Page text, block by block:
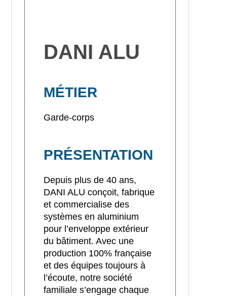
DANI ALU
MÉTIER
Garde-corps
PRÉSENTATION
Depuis plus de 40 ans,
DANI ALU conçoit, fabrique
et commercialise des
systèmes en aluminium
pour l’enveloppe extérieur
du bâtiment. Avec une
production 100% française
et des équipes toujours à
l’écoute, notre société
familiale s’engage chaque